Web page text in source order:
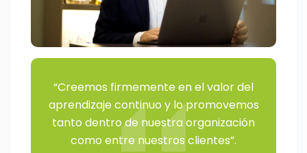
“Creemos firmemente en el valor del
aprendizaje continuo y lo promovemos
tanto dentro de nuestra organización
como entre nuestros clientes”.